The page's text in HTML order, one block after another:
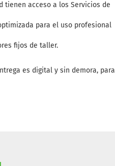
tienen acceso a los Servicios de
para el uso profesional
fijos de taller.
es digital y sin demora, para